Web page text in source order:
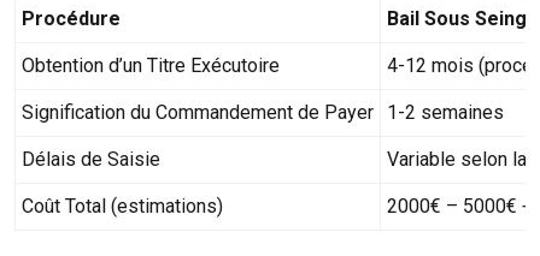
Procédure Bail Sous
Obtention d’un Titre Exécutoire 4-12 mois
Signification du Commandement de Payer 1-2 semaines
Délais de Saisie Variable selon la
Coût Total (estimations) 2000€ – 5000€ +